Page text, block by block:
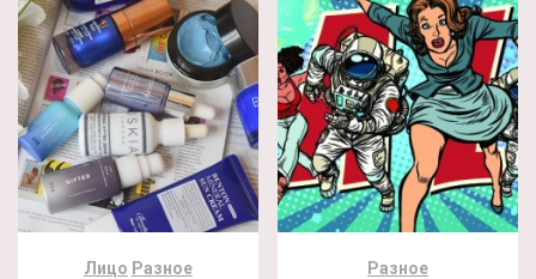
Лицо Разное Разное